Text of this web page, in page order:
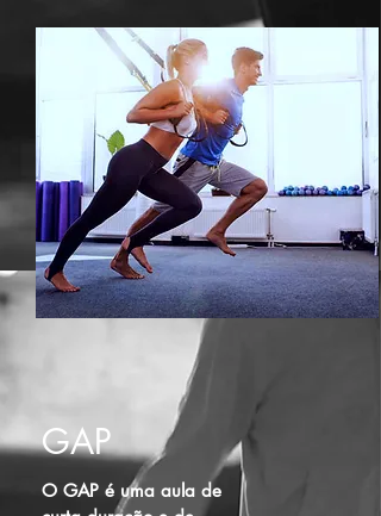
GAP
O GAP é uma aula de